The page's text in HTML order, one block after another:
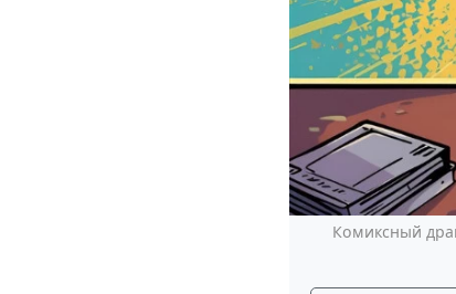
Комиксный